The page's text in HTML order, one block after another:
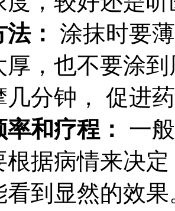
： 涂抹时要
厚，也不要涂
几分钟， 促进
和疗程：
一
根据病情来决
看到显然的效